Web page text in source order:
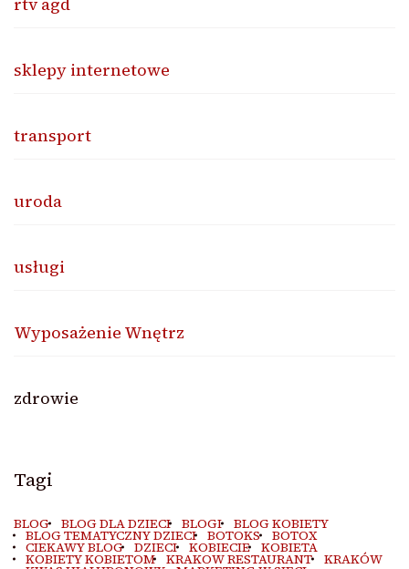
sklepy internetowe
transport
uroda
usługi
Wyposażenie Wnętrz
zdrowie
Tagi
BLOG BLOG DLA DZIECI BLOGI BLOG KOBIETY
BLOG TEMATYCZNY DZIECI BOTOKS BOTOX
CIEKAWY BLOG DZIECI KOBIECIE KOBIETA
KOBIETY KOBIETOM KRAKOW RESTAURANT KRAKÓW